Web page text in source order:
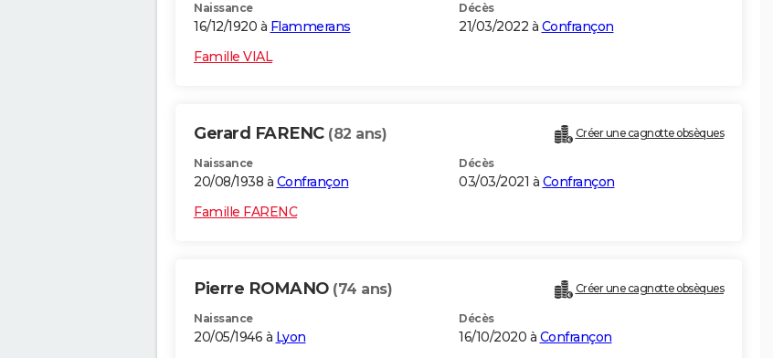
Naissance
16/12/1920 à Flammerans
Décès
21/03/2022 à Confrançon
Famille VIAL
Gerard FARENC (82 ans) Créer une cagnotte obsèques
Naissance
20/08/1938 à Confrançon
Décès
03/03/2021 à Confrançon
Famille FARENC
Pierre ROMANO (74 ans) Créer une cagnotte obsèques
Naissance
20/05/1946 à Lyon
Décès
16/10/2020 à Confrançon